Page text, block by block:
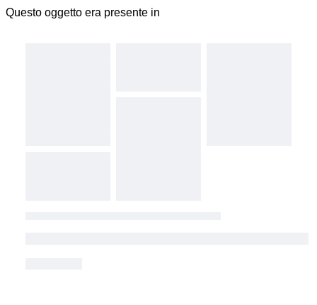
Questo oggetto era presente in